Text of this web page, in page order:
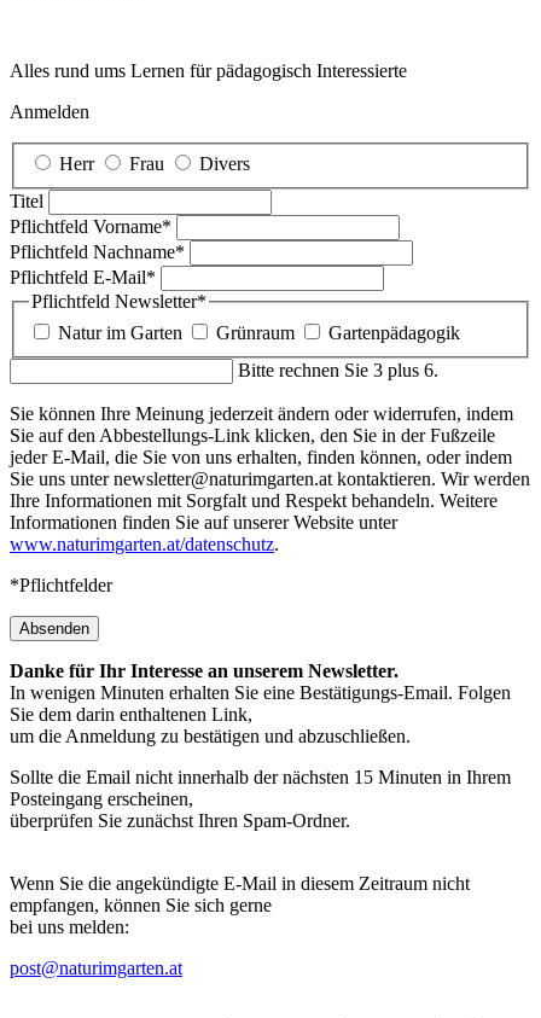
Alles rund ums Lernen für pädagogisch Interessierte
Anmelden
Herr Frau
Divers
Titel
Pflichtfeld Vorname*
Pflichtfeld Nachname*
Pflichtfeld E-Mail*
Pflichtfeld Newsletter*
Natur im Garten
Grünraum
Gartenpädagogik
Bitte rechnen Sie 3 plus 6.
Sie können Ihre Meinung jederzeit ändern oder widerrufen, indem
Sie auf den Abbestellungs-Link klicken, den Sie in der Fußzeile
jeder E-Mail, die Sie von uns erhalten, finden können, oder indem
Sie uns unter newsletter@naturimgarten.at kontaktieren. Wir werden
Ihre Informationen mit Sorgfalt und Respekt behandeln. Weitere
Informationen finden Sie auf unserer Website unter
www.naturimgarten.at/datenschutz.
*Pflichtfelder
Absenden
Danke für Ihr Interesse an unserem Newsletter.
In wenigen Minuten erhalten Sie eine Bestätigungs-Email. Folgen
Sie dem darin enthaltenen Link,
um die Anmeldung zu bestätigen und abzuschließen.
Sollte die Email nicht innerhalb der nächsten 15 Minuten in Ihrem
Posteingang erscheinen,
überprüfen Sie zunächst Ihren Spam-Ordner.
Wenn Sie die angekündigte E-Mail in diesem Zeitraum nicht
empfangen, können Sie sich gerne
bei uns melden:
post@naturimgarten.at